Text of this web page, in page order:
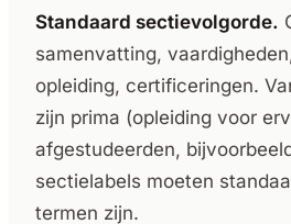
Standaard sectievolgorde.
samenvatting,
opleiding, certificeringen.
zijn prima (opleiding voor
afgestudeerden,
sectielabels moeten
termen zijn.